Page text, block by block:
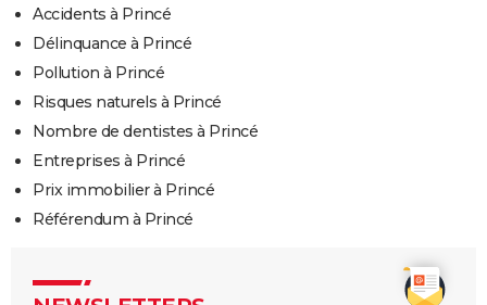
Accidents à Princé
Délinquance à Princé
Pollution à Princé
Risques naturels à Princé
Nombre de dentistes à Princé
Entreprises à Princé
Prix immobilier à Princé
Référendum à Princé